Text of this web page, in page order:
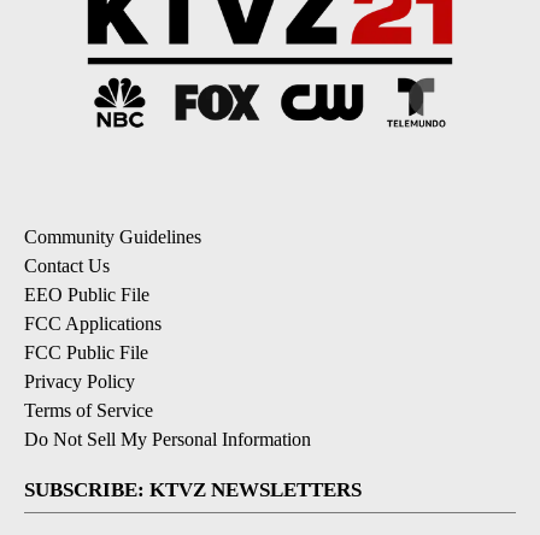
Community Guidelines
Contact Us
EEO Public File
FCC Applications
FCC Public File
Privacy Policy
Terms of Service
Do Not Sell My Personal Information
SUBSCRIBE: KTVZ NEWSLETTERS